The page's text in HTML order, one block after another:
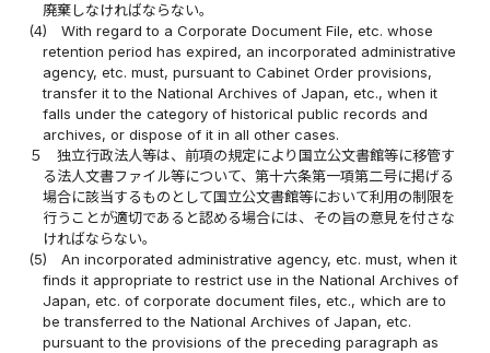
廃棄しなければならない。
(4)
With regard to a Corporate Document File, etc. whose
retention period has expired, an incorporated administrative
agency, etc. must, pursuant to Cabinet Order provisions,
transfer it to the National Archives of Japan, etc., when it
falls under the category of historical public records and
archives, or dispose of it in all other cases.
５
独立行政法人等は、前項の規定により国立公文書館等に移管す
る法人文書ファイル等について、第十六条第一項第二号に掲げる
場合に該当するものとして国立公文書館等において利用の制限を
行うことが適切であると認める場合には、その旨の意見を付さな
ければならない。
(5)
An incorporated administrative agency, etc. must, when it
finds it appropriate to restrict use in the National Archives of
Japan, etc. of corporate document files, etc., which are to
be transferred to the National Archives of Japan, etc.
pursuant to the provisions of the preceding paragraph as